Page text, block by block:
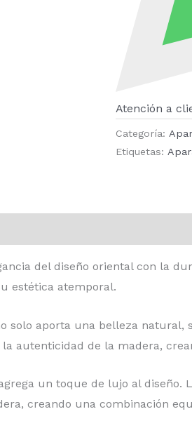
Atención a
Categoría:
Etiquetas:
del diseño oriental con la
estética atemporal.
aporta una belleza natural,
autenticidad de la madera,
un toque de lujo al
creando una combinación